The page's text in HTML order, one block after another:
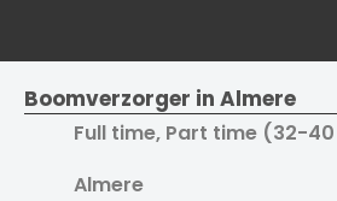
Boomverzorger in Almere
Full time, Part time (32-
Almere